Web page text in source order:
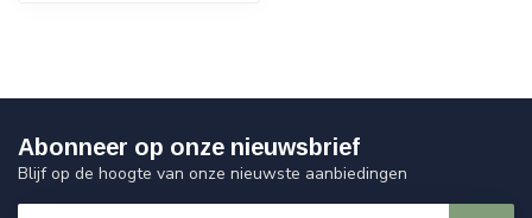
Abonneer op onze nieuwsbrief
Blijf op de hoogte van onze nieuwste aanbiedingen